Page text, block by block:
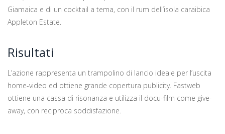
Giamaica e di un cocktail a tema, con il rum dell’isola caraibica
Appleton Estate.
Risultati
L’azione rappresenta un trampolino di lancio ideale per l’uscita
home-video ed ottiene grande copertura publicity. Fastweb
ottiene una cassa di risonanza e utilizza il docu-film come give-
away, con reciproca soddisfazione.